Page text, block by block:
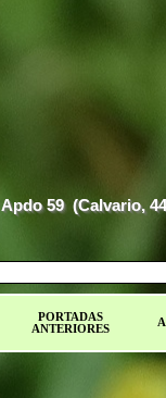
PORTADAS
ANTERIORES
Apdo 59  (Calvario,